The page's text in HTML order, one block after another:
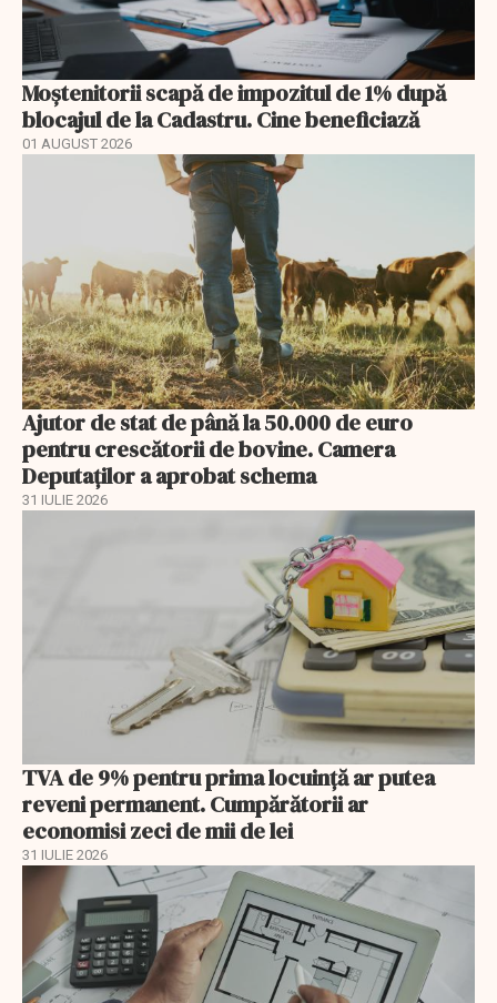
Moștenitorii scapă de impozitul de 1% după
blocajul de la Cadastru. Cine beneficiază
01 AUGUST 2026
Ajutor de stat de până la 50.000 de euro
pentru crescătorii de bovine. Camera
Deputaților a aprobat schema
31 IULIE 2026
TVA de 9% pentru prima locuință ar putea
reveni permanent. Cumpărătorii ar
economisi zeci de mii de lei
31 IULIE 2026